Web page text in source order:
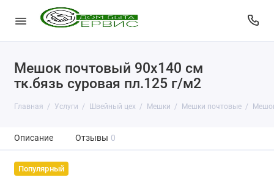
Мешок почтовый 90x140 см
тк.бязь суровая пл.125 г/м2
Главная Услуги Швейный цех Мешки Мешки почтовые
Описание Отзывы 0
Популярный